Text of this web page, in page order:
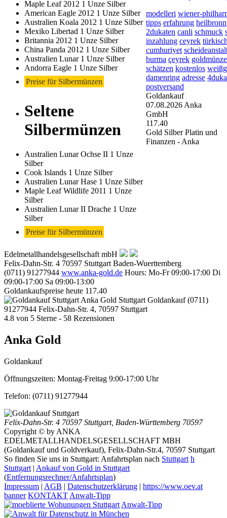
Maple Leaf 2012 1 Unze Silber
American Eagle 2012 1 Unze Silber
Australien Koala 2012 1 Unze Silber
Mexiko Libertad 1 Unze Silber
Britannia 2012 1 Unze Silber
China Panda 2012 1 Unze Silber
Australien Lunar 1 Unze Silber
Andorra Eagle 1 Unze Silber
Preise für Silbermünzen
Seltene
Silbermünzen
Australien Lunar Ochse II 1 Unze
Silber
Cook Islands 1 Unze Silber
Australien Lunar Hase 1 Unze Silber
Maple Leaf Wildlife 2011 1 Unze
Silber
Australien Lunar II Drache 1 Unze
Silber
Preise für Silbermünzen
modelleri wiener-
tipps erfahrung heilbronn
2dukaten canli schmuck
inzahlung ceyrek
cumhuriyet
burma çeyrek
schätzen kostenlos
damenring adresse
postversand
Goldankauf
07.08.2026Anka
GmbH
117.40
Gold Silber Platin und
Finanzen - Anka
Edelmetallhandelsgesellschaft mbH
Felix-Dahn-Str. 4 70597 Stuttgart Baden-Wuerttemberg
(0711) 91277944 www.anka-gold.de Hours: Mo-Fr 09:00-17:00 Di
09:00-17:00 Sa 09:00-13:00
Goldankaufspreise heute 117.40
Anka Gold Stuttgart Goldankauf (0711)
91277944 Felix-Dahn-Str. 4, 70597 Stuttgart
4.8 von 5 Sterne - 58 Rezensionen
Anka Gold
Goldankauf
Öffnungszeiten: Montag-Freitag 9:00-17:00 Uhr
Telefon: (0711) 91277944
Felix-Dahn-Str. 4 70597 Stuttgart, Baden-Württemberg 70597
Copyright © by ANKA
EDELMETALLHANDELSGESELLSCHAFT MBH
(Goldankauf und Goldverkauf), Felix-Dahn-Str.4, 70597 Stuttgart
So finden Sie uns in Stuttgart: Anfahrtsplan nach Stuttgart h
Stuttgart | Ankauf von Gold in Stuttgart
(Entfernungsrechner/Anfahrtsplan)
Impressum | AGB | Datenschutzerklärung | https://www.oev.at
banner KONTAKT Anwalt-Tipp
Anwalt-Tipp